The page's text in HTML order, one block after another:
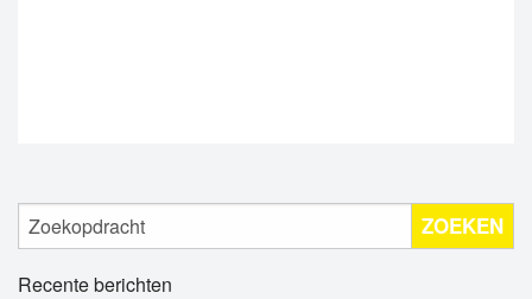
ZOEKEN
Recente berichten